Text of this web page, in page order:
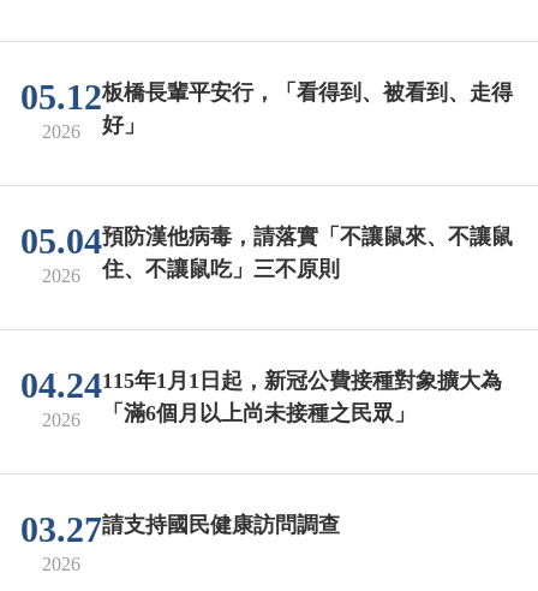
05.12
2026
板橋長輩平安行，「看得到、被看到、走得
好」
05.04
2026
預防漢他病毒，請落實「不讓鼠來、不讓鼠
住、不讓鼠吃」三不原則
04.24
2026
115年1月1日起，新冠公費接種對象擴大為
「滿6個月以上尚未接種之民眾」
03.27
2026
請支持國民健康訪問調查